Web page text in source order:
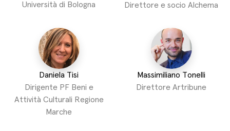
Università di Bologna
Direttore e socio Alchema
Daniela Tisi
Dirigente PF Beni e
Attività Culturali Regione
Marche
Massimiliano Tonelli
Direttore Artribune